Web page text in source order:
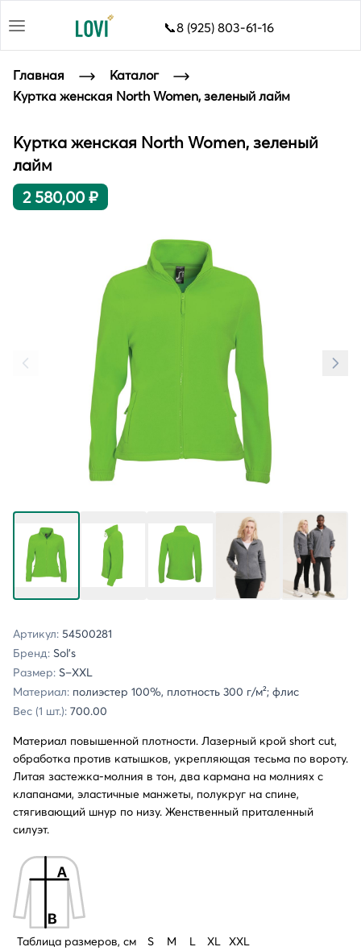
📞8 (925) 803-61-16
Главная
Каталог
Куртка женская North Women, зеленый лайм
Куртка женская North Women, зеленый
лайм
2 580,00 ₽
Артикул: 54500281
Бренд: Sol's
Размер: S–XXL
Материал: полиэстер 100%, плотность 300 г/м²; флис
Вес (1 шт.): 700.00
Материал повышенной плотности. Лазерный крой short cut,
обработка против катышков, укрепляющая тесьма по вороту.
Литая застежка-молния в тон, два кармана на молниях с
клапанами, эластичные манжеты, полукруг на спине,
стягивающий шнур по низу. Женственный приталенный
силуэт.
Таблица размеров, см S M L XL
XXL